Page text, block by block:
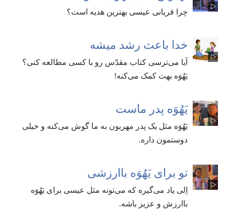
چرا قربانی عیسی بهترین هدیه است؟‏
خدا باعث رشد میشه
آیا می‌ترسی کتاب مقدّس رو با کسی مطالعه کنی؟‏
یَهُوَه بهت کمک می‌کنه!‏
یَهُوَه پدر ماست
یَهُوَه مثل یک پدر مهربون به ما گوش می‌کنه و خیلی
دوستمون داره.‏
تو برای یَهُوَه باارزشی
اِلی یاد می‌گیره که می‌تونه مثل عیسی برای یَهُوَه
باارزش و عزیز باشه.‏